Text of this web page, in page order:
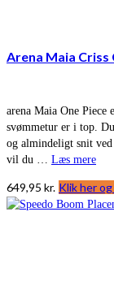
Arena Maia Criss
arena Maia One Piece
svømmetur er i top.
og almindeligt snit
vil du … Læs mere
649,95 kr. Klik her